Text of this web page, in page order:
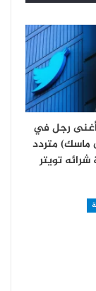
أغنى رجل في
ماسك) متردد
تويتر